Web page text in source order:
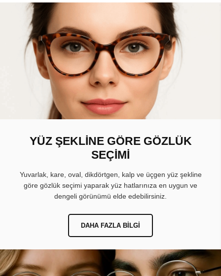
YÜZ ŞEKLİNE GÖRE GÖZLÜK
SEÇİMİ
Yuvarlak, kare, oval, dikdörtgen, kalp ve üçgen yüz şekline
göre gözlük seçimi yaparak yüz hatlarınıza en uygun ve
dengeli görünümü elde edebilirsiniz.
DAHA FAZLA BILGI